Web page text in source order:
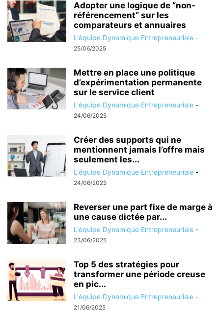
Adopter une logique de “non-
référencement” sur les
comparateurs et annuaires
L'équipe Dynamique Entrepreneuriale -
25/06/2025
Mettre en place une politique
d’expérimentation permanente
sur le service client
L'équipe Dynamique Entrepreneuriale -
24/06/2025
Créer des supports qui ne
mentionnent jamais l’offre mais
seulement les...
L'équipe Dynamique Entrepreneuriale -
24/06/2025
Reverser une part fixe de marge à
une cause dictée par...
L'équipe Dynamique Entrepreneuriale -
23/06/2025
Top 5 des stratégies pour
transformer une période creuse
en pic...
L'équipe Dynamique Entrepreneuriale -
21/06/2025